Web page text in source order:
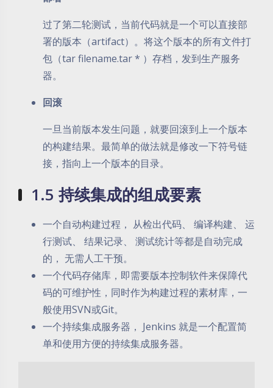
过了第二轮测试，当前代码就是一个可以直接部
署的版本（artifact）。将这个版本的所有文件打
包（tar filename.tar * ）存档，发到生产服务
器。
回滚
一旦当前版本发生问题，就要回滚到上一个版本
的构建结果。最简单的做法就是修改一下符号链
接，指向上一个版本的目录。
1.5 持续集成的组成要素
一个自动构建过程， 从检出代码、 编译构建、 运
行测试、 结果记录、 测试统计等都是自动完成
的， 无需人工干预。
一个代码存储库，即需要版本控制软件来保障代
码的可维护性，同时作为构建过程的素材库，一
般使用SVN或Git。
一个持续集成服务器， Jenkins 就是一个配置简
单和使用方便的持续集成服务器。